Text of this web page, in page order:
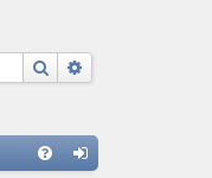
Suche